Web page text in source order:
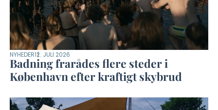
NYHEDER12. JULI 2026
Badning frarådes flere steder i
København efter kraftigt skybrud